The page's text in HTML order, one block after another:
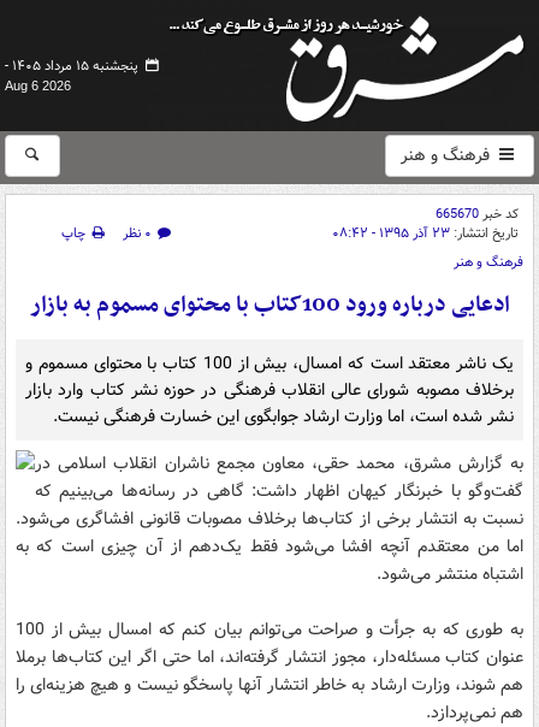
پنجشنبه ۱۵ مرداد ۱۴۰۵ -
Aug 6 2026
فرهنگ و هنر
کد خبر665670
تاریخ انتشار: ۲۳ آذر ۱۳۹۵ - ۰۸:۴۲ ۰ نظر
چاپ
فرهنگ و هنر
ادعایی درباره ورود 100کتاب با محتوای مسموم به بازار
یک ناشر معتقد است که امسال، بیش از 100 کتاب با محتوای مسموم و
برخلاف مصوبه شورای عالی انقلاب فرهنگی در حوزه نشر کتاب وارد بازار
نشر شده است، اما وزارت ارشاد جوابگوی این خسارت فرهنگی نیست.
به گزارش مشرق، محمد حقی، معاون مجمع ناشران انقلاب اسلامی در
گفت‌وگو با خبرنگار کیهان اظهار داشت: گاهی در رسانه‌ها می‌بینیم که
نسبت به انتشار برخی از کتاب‌ها برخلاف مصوبات قانونی افشاگری می‌شود.
اما من معتقدم آنچه افشا می‌شود فقط یک‌دهم از آن چیزی است که به
اشتباه منتشر می‌شود.
به طوری که به جرأت و صراحت می‌توانم بیان کنم که امسال بیش از 100
عنوان کتاب مسئله‌دار، مجوز انتشار گرفته‌اند، اما حتی اگر این کتاب‌ها برملا
هم شوند، وزارت ارشاد به خاطر انتشار آنها پاسخگو نیست و هیچ هزینه‌ای را
هم نمی‌پردازد.